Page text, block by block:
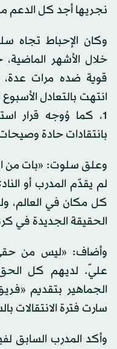
نجريها أجد كل الدعم
وكان الإحباط تجاه
خلال الأشهر
قوية ضده مرات عدة،
1، كما وُوجه قرار
بانتقادات حادة
وعلق سلوت: «بات من
لم يقدّم المدرب أو
كل مكان في العالم،
الحقيقة الجديدة في
وأضاف: «ليس من
عليّ. لديهم كل الحق
الجماهير بتقديم
سارت فترة الانتقالات
وأكد المدرب السابق